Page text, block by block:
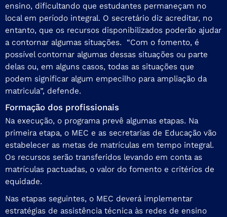
ensino, dificultando que estudantes permaneçam no
local em período integral. O secretário diz acreditar, no
entanto, que os recursos disponibilizados poderão ajudar
a contornar algumas situações. “Com o fomento, é
possível contornar algumas dessas situações ou parte
delas ou, em alguns casos, todas as situações que
podem significar algum empecilho para ampliação da
matricula”, defende.
Formação dos profissionais
Na execução, o programa prevê algumas etapas. Na
primeira etapa, o MEC e as secretarias de Educação vão
estabelecer as metas de matrículas em tempo integral.
Os recursos serão transferidos levando em conta as
matrículas pactuadas, o valor do fomento e critérios de
equidade.
Nas etapas seguintes, o MEC deverá implementar
estratégias de assistência técnica às redes de ensino